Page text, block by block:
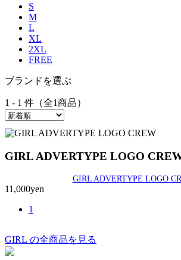
S
M
L
XL
2XL
FREE
ブランドを選ぶ
1 - 1 件（全1商品）
GIRL ADVERTYPE LOGO
GIRL ADVERTYPE LOGO
11,000yen
1
GIRL の全商品を見る